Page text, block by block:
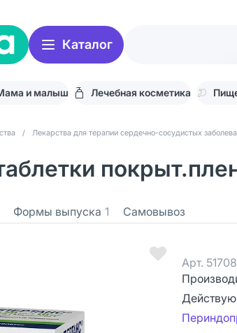
Каталог
и малыш Лечебная косметика
/ Лекарства для терапии сердечно-сосудистых
Формы выпуска 1 Самовывоз
Арт.